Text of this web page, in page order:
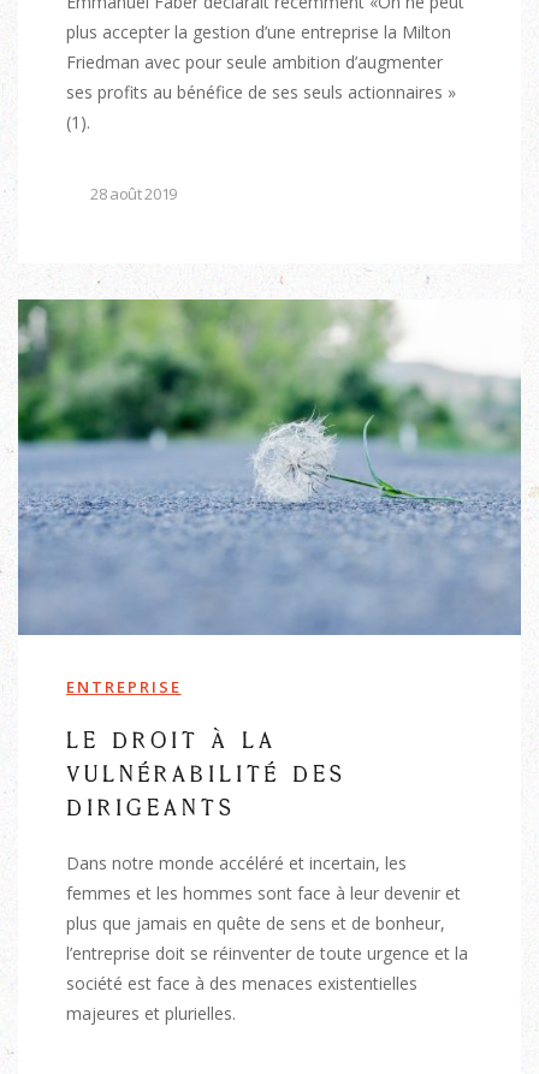
plus accepter la gestion d’une entreprise la Milton
Friedman avec pour seule ambition d’augmenter
ses profits au bénéfice de ses seuls actionnaires »
(1).
28 août 2019
ENTREPRISE
LE DROIT À LA
VULNÉRABILITÉ DES
DIRIGEANTS
Dans notre monde accéléré et incertain, les
femmes et les hommes sont face à leur devenir et
plus que jamais en quête de sens et de bonheur,
l’entreprise doit se réinventer de toute urgence et la
société est face à des menaces existentielles
majeures et plurielles.